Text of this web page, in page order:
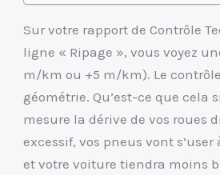
Sur votre rapport de Contrôle
ligne « Ripage », vous voyez
m/km ou +5 m/km). Le
géométrie. Qu’est-ce que cela
mesure la dérive de vos roues
excessif, vos pneus vont s’user
et votre voiture tiendra moins